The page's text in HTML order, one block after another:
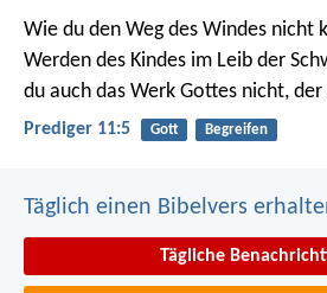
Wie du den Weg des Windes nicht
Werden des Kindes im Leib der
du auch das Werk Gottes nicht,
Prediger 11:5 Gott Begreifen
Täglich einen Bibelvers
Tägliche